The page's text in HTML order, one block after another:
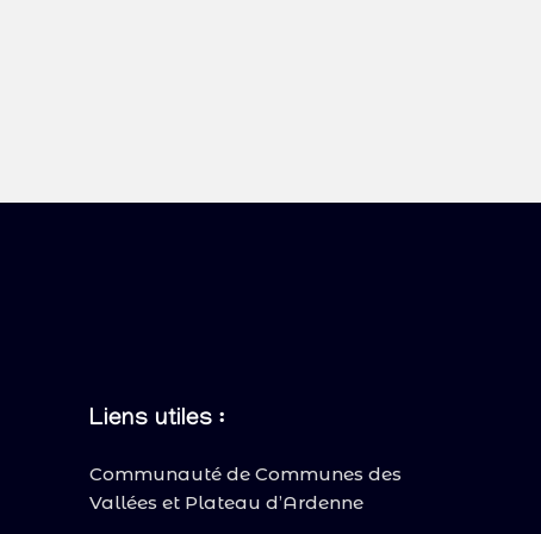
Liens utiles :
Communauté de Communes des
Vallées et Plateau d’Ardenne